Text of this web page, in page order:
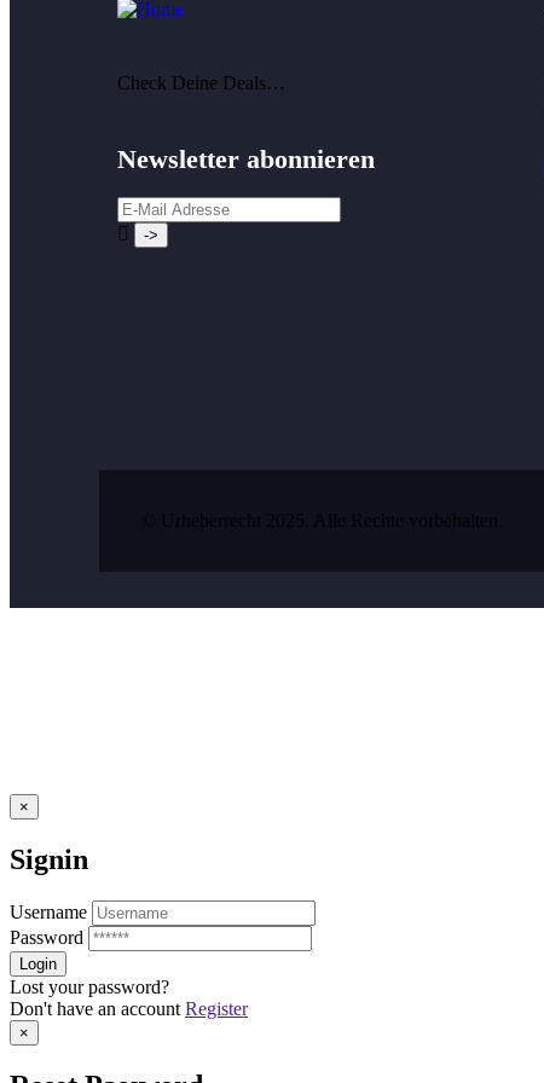
Check Deine Deals…
Newsletter abonnieren
© Urheberrecht 2025. Alle Rechte vorbehalten.
×
Signin
Username
Password
Lost your password?
Don't have an account Register
×